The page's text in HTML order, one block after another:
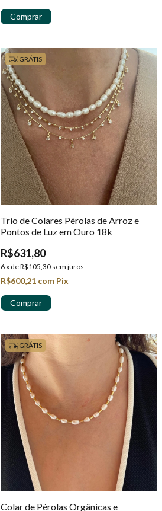
GRÁTIS
Trio de Colares Pérolas de Arroz e
Pontos de Luz em Ouro 18k
R$631,80
6x deR$105,30 sem juros
R$600,21 com Pix
GRÁTIS
Colar de Pérolas Orgânicas e